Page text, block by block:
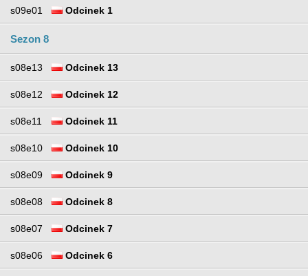
s09e01 Odcinek 1
Sezon 8
s08e13 Odcinek 13
s08e12 Odcinek 12
s08e11 Odcinek 11
s08e10 Odcinek 10
s08e09 Odcinek 9
s08e08 Odcinek 8
s08e07 Odcinek 7
s08e06 Odcinek 6